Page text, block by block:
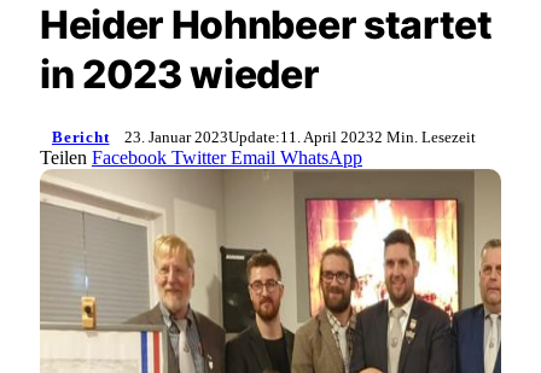
Heider Hohnbeer startet
in 2023 wieder
Bericht 23. Januar 2023Update:11. April 20232 Min. Lesezeit
Teilen Facebook Twitter Email WhatsApp